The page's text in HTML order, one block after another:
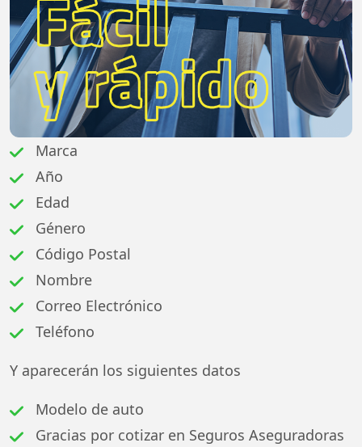
Marca
Año
Edad
Género
Código Postal
Nombre
Correo Electrónico
Teléfono
Y aparecerán los siguientes datos
Modelo de auto
Gracias por cotizar en Seguros Aseguradoras